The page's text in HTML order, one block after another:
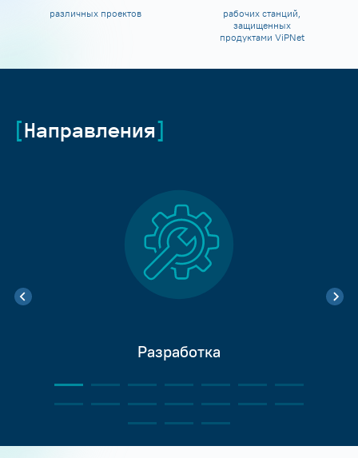
различных проектов
рабочих станций,
защищенных
продуктами ViPNet
Направления
Разработка